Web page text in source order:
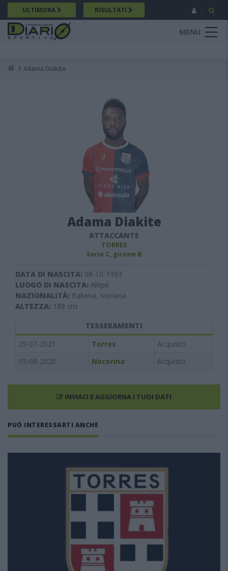
Salta
al
contenuto
principale
ULTIMORA RISULTATI
MENU
Breadcrumb
Adama Diakite
Adama Diakite
ATTACCANTE
TORRES
Serie C, girone B
DATA DI NASCITA: 08-10-1993
LUOGO DI NASCITA: Alépé
NAZIONALITÀ: Italiana, Ivoriana
ALTEZZA: 188 cm
TESSERAMENTI
29-07-2021
Torres
Acquisto
05-08-2020
Nocerina Acquisto
INVIACI E AGGIORNA I TUOI DATI
PUÒ INTERESSARTI ANCHE